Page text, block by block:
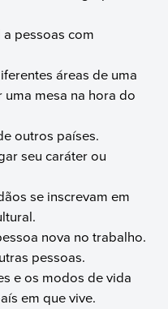
pessoas com
áreas de uma
mesa na hora do
outros países.
seu caráter ou
se inscrevam em
nova no trabalho.
pessoas.
e os modos de vida
em que vive.